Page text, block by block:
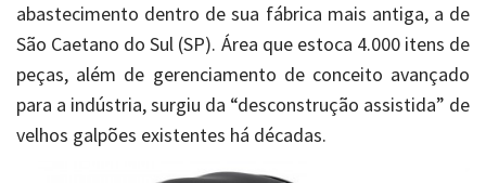
abastecimento dentro de sua fábrica mais antiga, a de
São Caetano do Sul (SP). Área que estoca 4.000 itens de
peças, além de gerenciamento de conceito avançado
para a indústria, surgiu da “desconstrução assistida” de
velhos galpões existentes há décadas.